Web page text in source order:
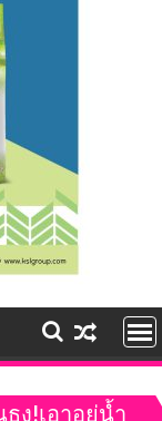
ง!เอาอยู่น้ำ